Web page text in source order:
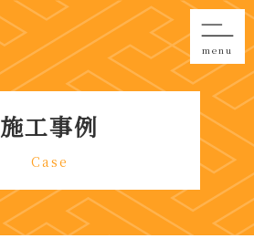
menu
施工事例
Case